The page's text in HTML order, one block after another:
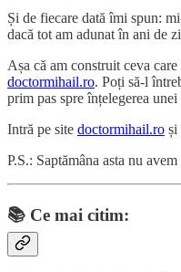
Și de fiecare dată îmi spun:
dacă tot am adunat în ani de
Așa că am construit ceva
doctormihail.ro. Poți să-l
prim pas spre înțelegerea
Intră pe site doctormihail.ro și
P.S.: Saptămâna asta nu
📚 Ce mai citim: